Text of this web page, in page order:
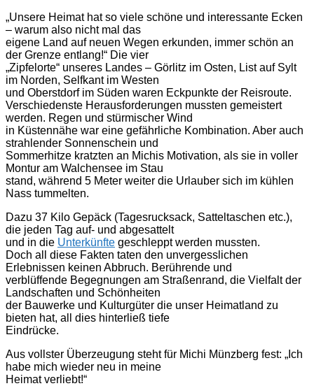
„Unsere Heimat hat so viele schöne und interessante Ecken
– warum also nicht mal das
eigene Land auf neuen Wegen erkunden, immer schön an
der Grenze entlang!“ Die vier
„Zipfelorte“ unseres Landes – Görlitz im Osten, List auf Sylt
im Norden, Selfkant im Westen
und Oberstdorf im Süden waren Eckpunkte der Reisroute.
Verschiedenste Herausforderungen mussten gemeistert
werden. Regen und stürmischer Wind
in Küstennähe war eine gefährliche Kombination. Aber auch
strahlender Sonnenschein und
Sommerhitze kratzten an Michis Motivation, als sie in voller
Montur am Walchensee im Stau
stand, während 5 Meter weiter die Urlauber sich im kühlen
Nass tummelten.
Dazu 37 Kilo Gepäck (Tagesrucksack, Satteltaschen etc.),
die jeden Tag auf- und abgesattelt
und in die Unterkünfte geschleppt werden mussten.
Doch all diese Fakten taten den unvergesslichen
Erlebnissen keinen Abbruch. Berührende und
verblüffende Begegnungen am Straßenrand, die Vielfalt der
Landschaften und Schönheiten
der Bauwerke und Kulturgüter die unser Heimatland zu
bieten hat, all dies hinterließ tiefe
Eindrücke.
Aus vollster Überzeugung steht für Michi Münzberg fest: „Ich
habe mich wieder neu in meine
Heimat verliebt!“